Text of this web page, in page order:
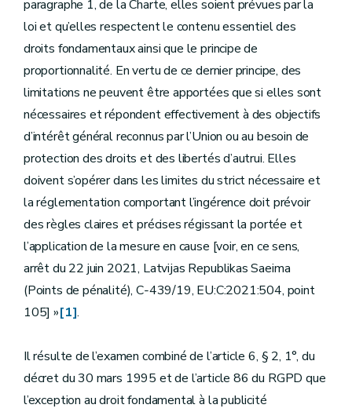
paragraphe 1, de la Charte, elles soient prévues par la
loi et qu’elles respectent le contenu essentiel des
droits fondamentaux ainsi que le principe de
proportionnalité. En vertu de ce dernier principe, des
limitations ne peuvent être apportées que si elles sont
nécessaires et répondent effectivement à des objectifs
d’intérêt général reconnus par l’Union ou au besoin de
protection des droits et des libertés d’autrui. Elles
doivent s’opérer dans les limites du strict nécessaire et
la réglementation comportant l’ingérence doit prévoir
des règles claires et précises régissant la portée et
l’application de la mesure en cause [voir, en ce sens,
arrêt du 22 juin 2021, Latvijas Republikas Saeima
(Points de pénalité), C‑439/19, EU:C:2021:504, point
105] »[1].
Il résulte de l’examen combiné de l’article 6, § 2, 1°, du
décret du 30 mars 1995 et de l’article 86 du RGPD que
l’exception au droit fondamental à la publicité